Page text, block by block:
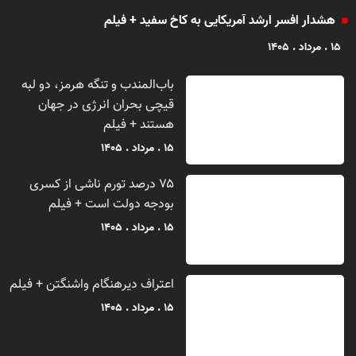
هشدار افسر ارشد آمریکایی به کاخ سفید + فیلم
۱۵ . مرداد . ۱۴۰۵
باب‌المندب و تنگه هرمز، دو لبه
قیچی بحران انرژی در جهان
هستند + فیلم
۱۵ . مرداد . ۱۴۰۵
۷۵ درصد تورم ناشی از کسری
بودجه دولت است + فیلم
۱۵ . مرداد . ۱۴۰۵
اعتراف دیرهنگام واشنگتن + فیلم
۱۵ . مرداد . ۱۴۰۵